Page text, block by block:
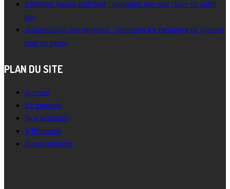
Entretien bassin extérieur : pourquoi une eau claire ne suffit
pas
Alimentation des rongeurs : pourquoi les mélanges de graines
sont un piège
PLAN DU SITE
Accueil
Le magasin
Nos actualités
VIProcanis
Nous contacter